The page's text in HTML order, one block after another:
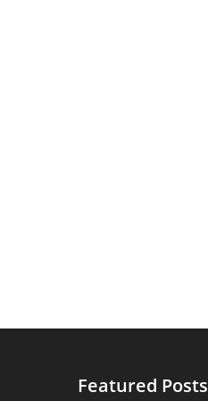
Featured Posts